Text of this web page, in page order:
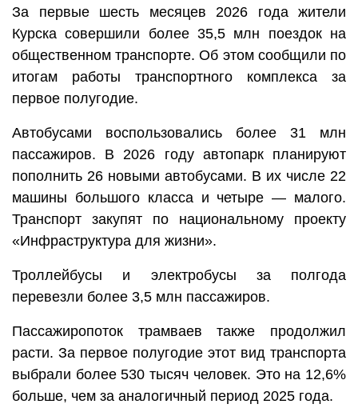
За первые шесть месяцев 2026 года жители
Курска совершили более 35,5 млн поездок на
общественном транспорте. Об этом сообщили по
итогам работы транспортного комплекса за
первое полугодие.
Автобусами воспользовались более 31 млн
пассажиров. В 2026 году автопарк планируют
пополнить 26 новыми автобусами. В их числе 22
машины большого класса и четыре — малого.
Транспорт закупят по национальному проекту
«Инфраструктура для жизни».
Троллейбусы и электробусы за полгода
перевезли более 3,5 млн пассажиров.
Пассажиропоток трамваев также продолжил
расти. За первое полугодие этот вид транспорта
выбрали более 530 тысяч человек. Это на 12,6%
больше, чем за аналогичный период 2025 года.